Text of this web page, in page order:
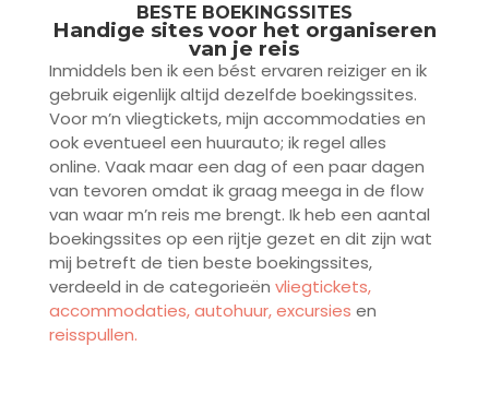
BESTE BOEKINGSSITES
Handige sites voor het organiseren
van je reis
Inmiddels ben ik een bést ervaren reiziger en ik
gebruik eigenlijk altijd dezelfde boekingssites.
Voor m’n vliegtickets, mijn accommodaties en
ook eventueel een huurauto; ik regel alles
online. Vaak maar een dag of een paar dagen
van tevoren omdat ik graag meega in de flow
van waar m’n reis me brengt. Ik heb een aantal
boekingssites op een rijtje gezet en dit zijn wat
mij betreft de tien beste boekingssites,
verdeeld in de categorieën vliegtickets,
accommodaties, autohuur, excursies en
reisspullen.